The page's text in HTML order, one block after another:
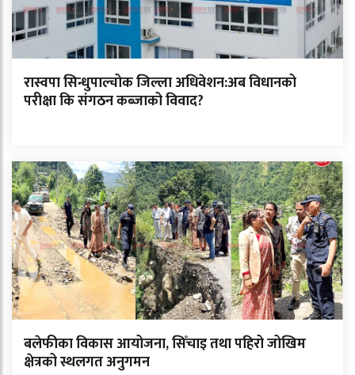
रास्वपा सिन्धुपाल्चोक जिल्ला अधिवेशन:अब विधानको
परीक्षा कि संगठन कब्जाको विवाद?
बलेफीका विकास आयोजना, सिँचाइ तथा पहिरो जोखिम
क्षेत्रको स्थलगत अनुगमन